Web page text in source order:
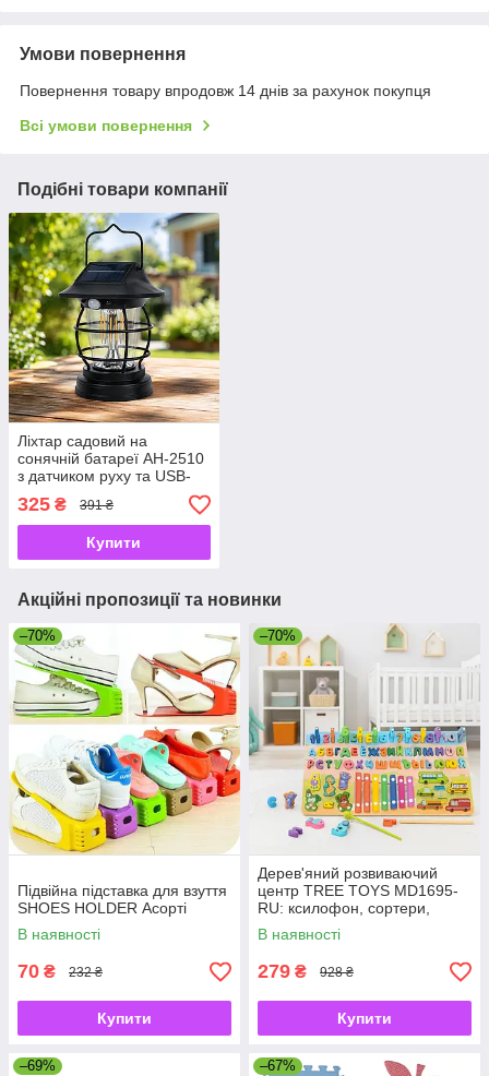
Умови повернення
Повернення товару впродовж 14 днів за рахунок покупця
Всі умови повернення
Подібні товари компанії
Ліхтар садовий на
сонячній батареї AH-2510
з датчиком руху та USB-
зарядкою
325 ₴ 391 ₴
Купити
Акційні пропозиції та новинки
–70%
Підвійна підставка для взуття
SHOES HOLDER Асорті
В наявності
70 ₴ 232 ₴
Купити
–70%
Дерев'яний розвиваючий
центр TREE TOYS MD1695-
RU: ксилофон, сортери,
рибальство, 10 рибок
В наявності
279 ₴ 928 ₴
Купити
–69% –67%